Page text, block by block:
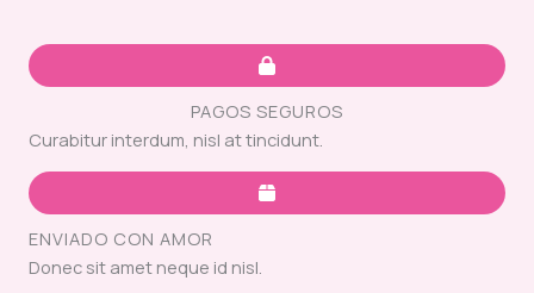
PAGOS SEGUROS
Curabitur interdum, nisl at tincidunt.
ENVIADO CON AMOR
Donec sit amet neque id nisl.